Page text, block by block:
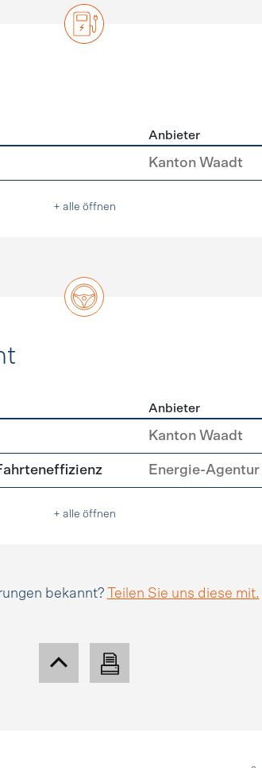
Anbieter
Kanton Waadt
+ alle öffnen
Anbieter
Kanton Waadt
Energie-
+ alle öffnen
bekannt? Teilen Sie uns diese mit.